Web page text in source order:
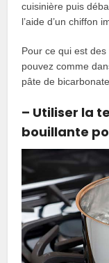
cuisinière puis
l’aide d’un chiffon
Pour ce qui est
pouvez comme
pâte de
– Utiliser la
bouillante